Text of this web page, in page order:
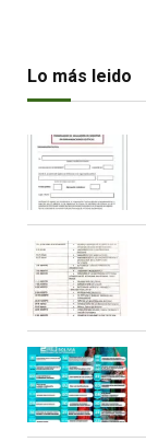
Lo más leido